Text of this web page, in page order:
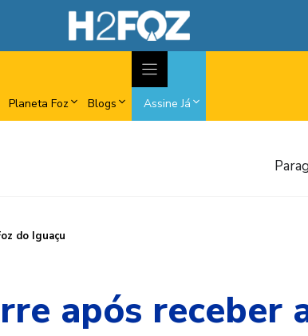
Planeta Foz Blogs Assine Já
do Iguaçu
após receber